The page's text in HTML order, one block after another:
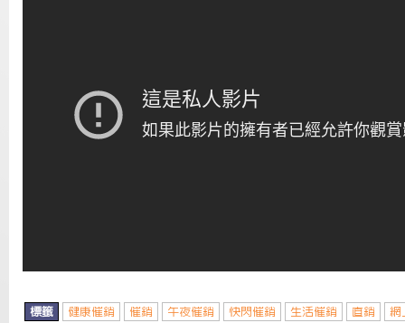
標籤 健康催銷 催銷 午夜催銷 快閃催銷 生活催銷 直銷
網